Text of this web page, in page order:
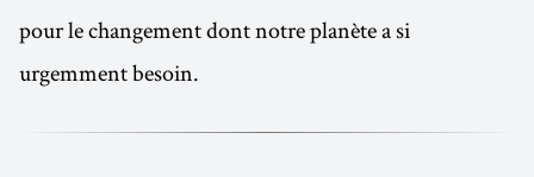
pour le changement dont notre planète a si
urgemment besoin.